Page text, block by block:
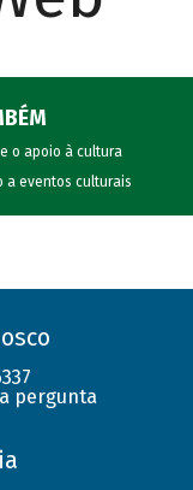
e o apoio à cultura
a eventos culturais
pergunta